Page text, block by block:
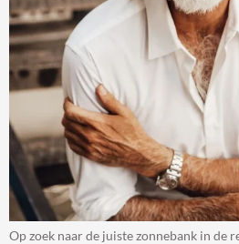
Op zoek naar de juiste zonnebank in de